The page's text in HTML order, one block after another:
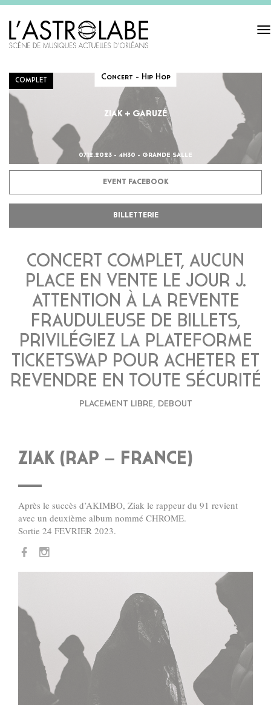
COMPLET Concert - Hip Hop
ZIAK + GARUZÉ
07.12.2023 - 4H30 - GRANDE SALLE
EVENT FACEBOOK
BILLETTERIE
CONCERT COMPLET, AUCUN
PLACE EN VENTE LE JOUR J.
ATTENTION À LA REVENTE
FRAUDULEUSE DE BILLETS,
PRIVILÉGIEZ LA PLATEFORME
TICKETSWAP POUR ACHETER ET
REVENDRE EN TOUTE SÉCURITÉ
PLACEMENT LIBRE, DEBOUT
ZIAK (RAP – FRANCE)
Après le succès d’AKIMBO, Ziak le rappeur du 91 revient
avec un deuxième album nommé CHROME.
Sortie 24 FEVRIER 2023.